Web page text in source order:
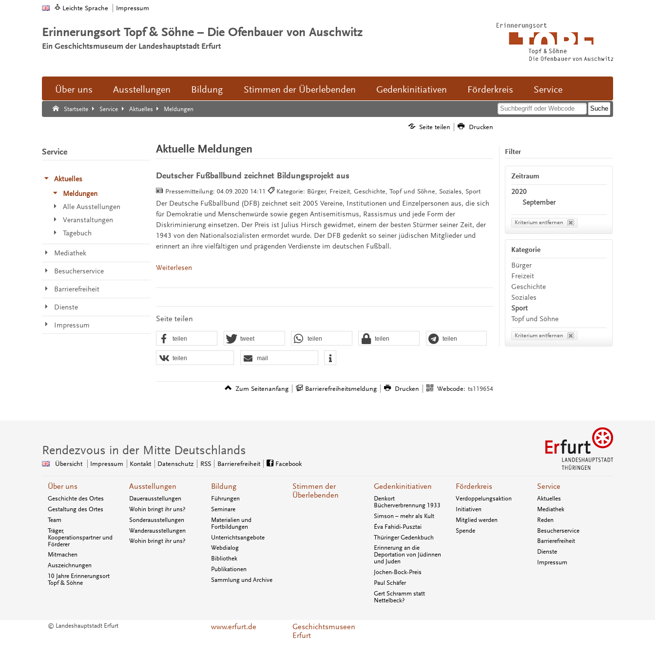
Leichte Sprache Impressum
Erinnerungsort Topf & Söhne – Die Ofenbauer von Auschwitz
Ein Geschichtsmuseum der Landeshauptstadt Erfurt
Über uns Ausstellungen Bildung Stimmen der Überlebenden Gedenkinitiativen Förderkreis Service
Startseite Service Aktuelles Meldungen
Suche:
Suche Ende.
Seite teilen Drucken
Aktuelle Meldungen
Deutscher Fußballbund zeichnet Bildungsprojekt aus
Pressemitteilung: 04.09.2020 14:11 Kategorie: Bürger, Freizeit, Geschichte, Topf und Söhne, Soziales, Sport
Der Deutsche Fußballbund (DFB) zeichnet seit 2005 Vereine, Institutionen und Einzelpersonen aus, die sich
für Demokratie und Menschenwürde sowie gegen Antisemitismus, Rassismus und jede Form der
Diskriminierung einsetzen. Der Preis ist Julius Hirsch gewidmet, einem der besten Stürmer seiner Zeit, der
1943 von den Nationalsozialisten ermordet wurde. Der DFB gedenkt so seiner jüdischen Mitglieder und
erinnert an ihre vielfältigen und prägenden Verdienste im deutschen Fußball.
Weiterlesen
Seite teilen
teilen tweet teilen teilen teilen
teilen mail
Zum Seitenanfang Barrierefreiheitsmeldung Drucken Webcode: ts119654
Filter
Zeitraum
2020
September
Kriterium entfernen
Kategorie
Bürger
Freizeit
Geschichte
Soziales
Sport
Topf und Söhne
Kriterium entfernen
Service
Aktuelles
Meldungen
Alle Ausstellungen
Veranstaltungen
Tagebuch
Mediathek
Besucherservice
Barrierefreiheit
Dienste
Impressum
Rendezvous in der Mitte Deutschlands
Übersicht Impressum Kontakt Datenschutz RSS Barrierefreiheit Facebook
Über uns
Geschichte des Ortes
Gestaltung des Ortes
Team
Träger,
Kooperationspartner und
Förderer
Mitmachen
Auszeichnungen
10 Jahre Erinnerungsort
Topf & Söhne
Ausstellungen
Dauerausstellungen
Wohin bringt ihr uns?
Sonderausstellungen
Wanderausstellungen
Wohin bringt ihr uns?
Bildung
Führungen
Seminare
Materialien und
Fortbildungen
Unterrichtsangebote
Webdialog
Bibliothek
Publikationen
Sammlung und Archive
Stimmen der
Überlebenden
Gedenkinitiativen
Denkort
Bücherverbrennung 1933
Simson – mehr als Kult
Éva Fahidi-Pusztai
Thüringer Gedenkbuch
Erinnerung an die
Deportation von Jüdinnen
und Juden
Jochen-Bock-Preis
Paul Schäfer
Gert Schramm statt
Nettelbeck?
Förderkreis
Verdoppelungsaktion
Initiativen
Mitglied werden
Spende
Service
Aktuelles
Mediathek
Reden
Besucherservice
Barrierefreiheit
Dienste
Impressum
© Landeshauptstadt Erfurt www.erfurt.de
Geschichtsmuseen
Erfurt